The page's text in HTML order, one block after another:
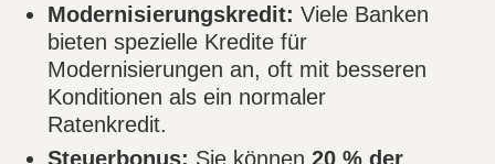
Modernisierungskredit: Viele Banken
bieten spezielle Kredite für
Modernisierungen an, oft mit besseren
Konditionen als ein normaler
Ratenkredit.
Steuerbonus: Sie können 20 % der